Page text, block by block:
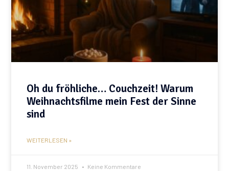
Oh du fröhliche… Couchzeit! Warum
Weihnachtsfilme mein Fest der Sinne
sind
WEITERLESEN »
11. November 2025 Keine Kommentare